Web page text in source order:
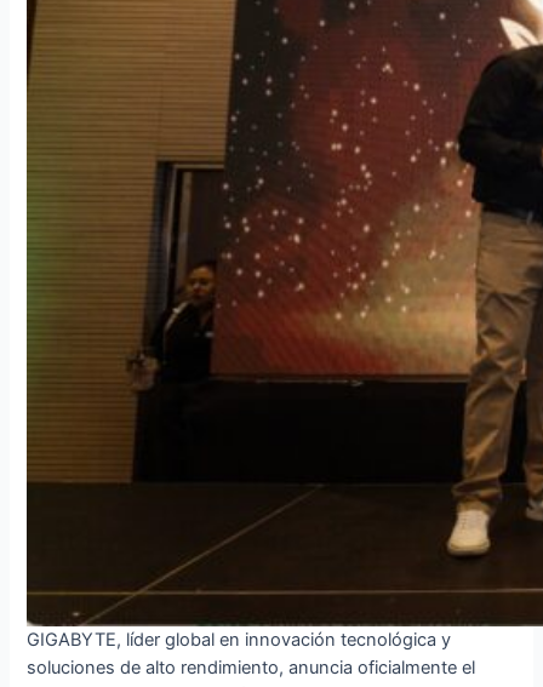
GIGABYTE, líder global en innovación tecnológica y
soluciones de alto rendimiento, anuncia oficialmente el